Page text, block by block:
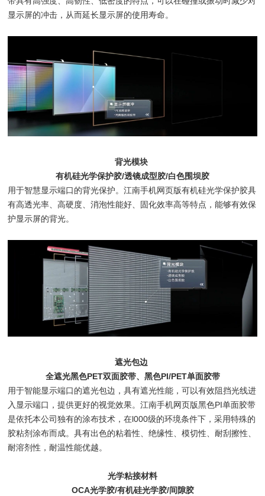
显示屏的冲击，从而延长显示屏的使用寿命。
背光模块
有机硅光学保护胶/透镜成型胶/白色围坝胶
用于智慧显示端口的背光保护。江南手机网页版有机硅光学保护胶具
有高透光率、高硬度、消泡性能好、固化效率高等特点，能够有效保
护显示屏的背光。
遮光包边
全遮光黑色PET双面胶带、黑色PI/PET单面胶带
用于智能显示端口的遮光包边，具有遮光性能，可以有效阻挡光线进
入显示端口，提供更好的视觉效果。江南手机网页版黑色PI单面胶带
是依托本公司独有的涂布技术，在l000级的环境条件下，采用特殊的
胶粘剂涂布而成。具有出色的粘着性、绝缘性、模切性、耐刮擦性、
耐溶剂性，耐温性能优越。
光学粘接材料
OCA光学胶/有机硅光学胶/间隙胶